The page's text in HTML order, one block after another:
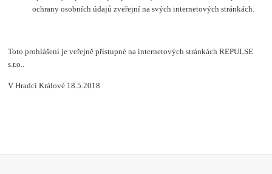
ochrany osobních údajů zveřejní na svých internetových stránkách.
Toto prohlášení je veřejně přístupné na internetových stránkách REPULSE
s.r.o..
V Hradci Králové 18.5.2018